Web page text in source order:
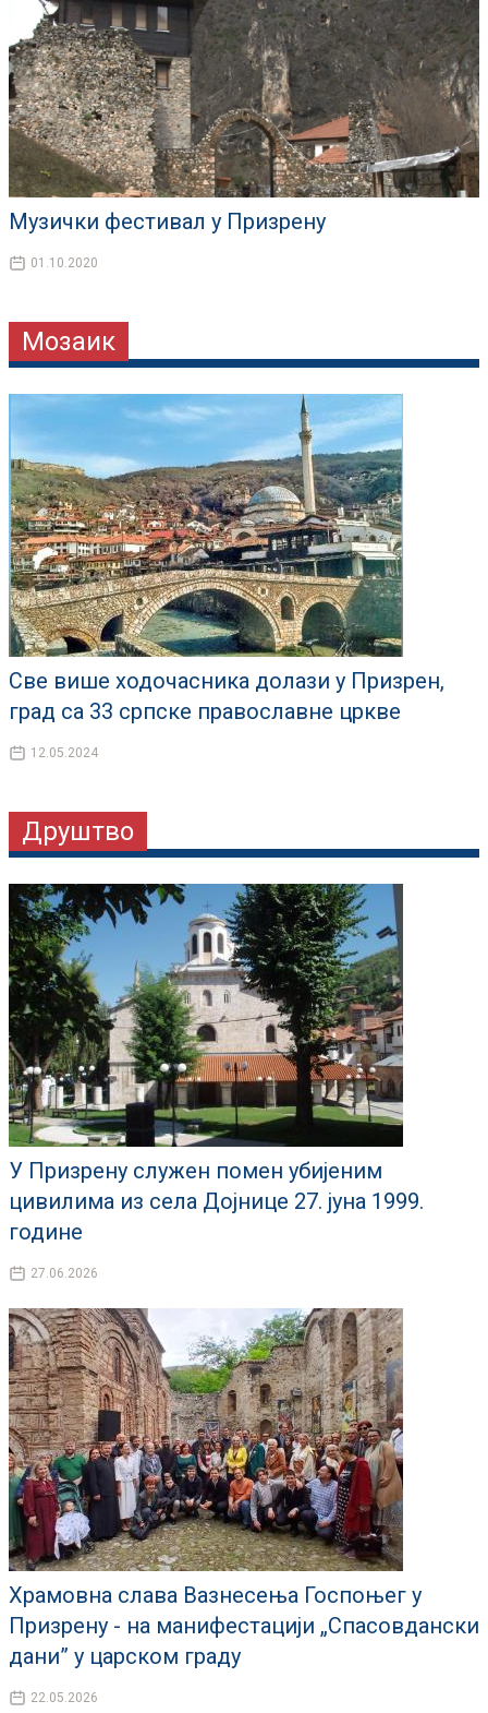
Музички фестивал у Призрену
01.10.2020
Мозаик
Све више ходочасника долази у Призрен,
град са 33 српске православне цркве
12.05.2024
Друштво
У Призрену служен помен убијеним
цивилима из села Дојнице 27. јуна 1999.
године
27.06.2026
Храмовна слава Вазнесења Госпоњег у
Призрену - на манифестацији „Спасовдански
дани” у царском граду
22.05.2026